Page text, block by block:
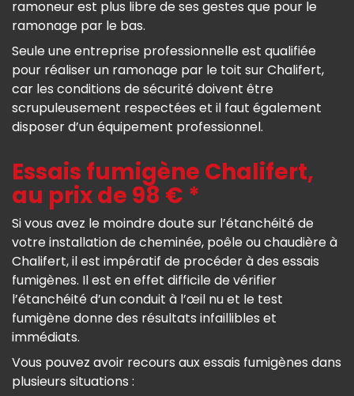
ramoneur est plus libre de ses gestes que pour le
ramonage par le bas.
Seule une entreprise professionnelle est qualifiée
pour réaliser un ramonage par le toit sur Chalifert,
car les conditions de sécurité doivent être
scrupuleusement respectées et il faut également
disposer d’un équipement professionnel.
Essais fumigène Chalifert,
au prix de 98 € *
Si vous avez le moindre doute sur l’étanchéité de
votre installation de cheminée, poêle ou chaudière à
Chalifert, il est impératif de procéder à des essais
fumigènes. Il est en effet difficile de vérifier
l’étanchéité d’un conduit à l’œil nu et le test
fumigène donne des résultats infaillibles et
immédiats.
Vous pouvez avoir recours aux essais fumigènes dans
plusieurs situations :